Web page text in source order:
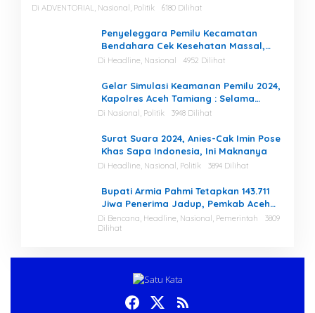
Di ADVENTORIAL, Nasional, Politik 6180 Dilihat
Penyeleggara Pemilu Kecamatan
Bendahara Cek Kesehatan Massal,
Ketua KIP Aceh Tamiang Beri Apresiasi
Di Headline, Nasional 4952 Dilihat
Gelar Simulasi Keamanan Pemilu 2024,
Kapolres Aceh Tamiang : Selama
Proses, Kami Siap dan Mampu
Di Nasional, Politik 3948 Dilihat
Surat Suara 2024, Anies-Cak Imin Pose
Khas Sapa Indonesia, Ini Maknanya
Di Headline, Nasional, Politik 3894 Dilihat
Bupati Armia Pahmi Tetapkan 143.711
Jiwa Penerima Jadup, Pemkab Aceh
Tamiang Percepat Pemulihan
Pascabencana
Di Bencana, Headline, Nasional, Pemerintah
3809
Dilihat